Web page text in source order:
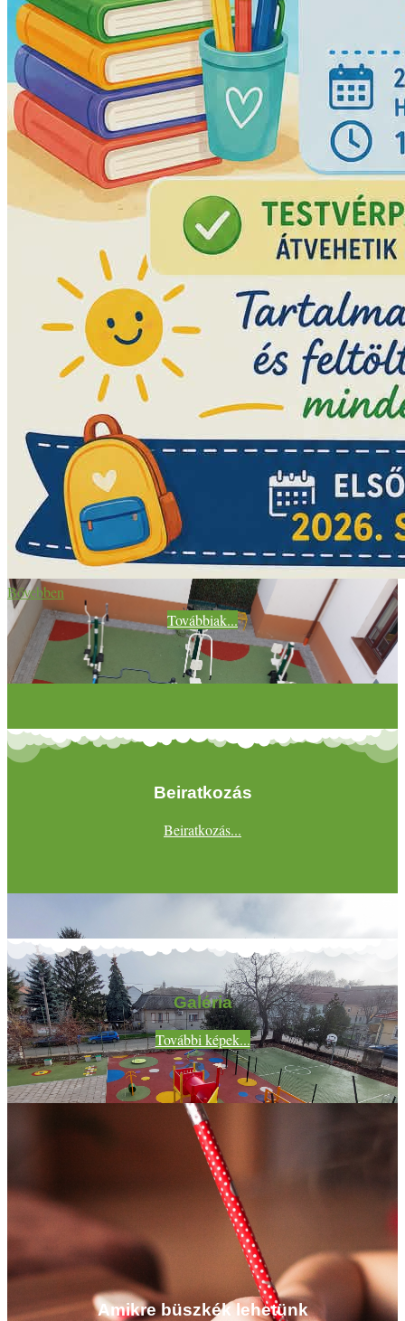
Bővebben
Továbbiak...
Beiratkozás
Beiratkozás...
Galéria
További képek...
Amikre büszkék lehetünk